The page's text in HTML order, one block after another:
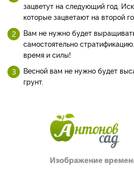
зацветут на следующий год.
которые зацветают на второй
Вам не нужно будет
самостоятельно
время и силы!
Весной вам не нужно будет
грунт.